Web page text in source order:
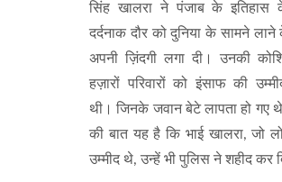
सिंह खालरा ने पंजाब के
दर्दनाक दौर को दुनिया के सामने
अपनी ज़िंदगी लगा दी। उनकी
हज़ारों परिवारों को इंसाफ की
थी। जिनके जवान बेटे लापता हो गए
की बात यह है कि भाई खालरा, जो
उम्मीद थे, उन्हें भी पुलिस ने शहीद कर